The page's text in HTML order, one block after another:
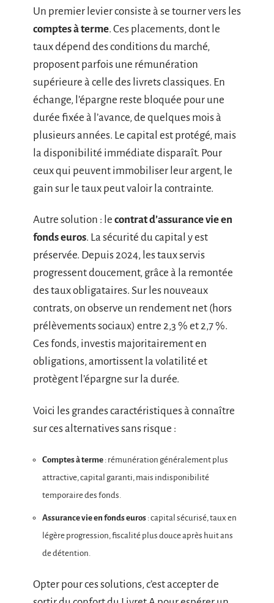
Un premier levier consiste à se tourner vers les
comptes à terme. Ces placements, dont le
taux dépend des conditions du marché,
proposent parfois une rémunération
supérieure à celle des livrets classiques. En
échange, l’épargne reste bloquée pour une
durée fixée à l’avance, de quelques mois à
plusieurs années. Le capital est protégé, mais
la disponibilité immédiate disparaît. Pour
ceux qui peuvent immobiliser leur argent, le
gain sur le taux peut valoir la contrainte.
Autre solution : le contrat d’assurance vie en
fonds euros. La sécurité du capital y est
préservée. Depuis 2024, les taux servis
progressent doucement, grâce à la remontée
des taux obligataires. Sur les nouveaux
contrats, on observe un rendement net (hors
prélèvements sociaux) entre 2,3 % et 2,7 %.
Ces fonds, investis majoritairement en
obligations, amortissent la volatilité et
protègent l’épargne sur la durée.
Voici les grandes caractéristiques à connaître
sur ces alternatives sans risque :
Comptes à terme : rémunération généralement plus
attractive, capital garanti, mais indisponibilité
temporaire des fonds.
Assurance vie en fonds euros : capital sécurisé, taux en
légère progression, fiscalité plus douce après huit ans
de détention.
Opter pour ces solutions, c’est accepter de